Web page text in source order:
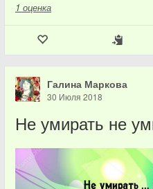
1 оценка
Галина Маркова
30 Июля 2018
Не умирать не